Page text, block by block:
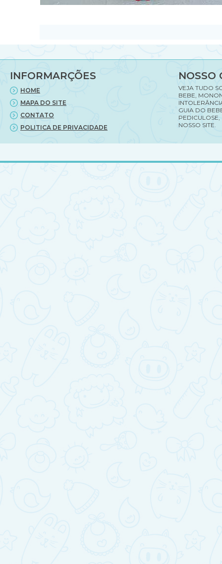
INFORMARÇÕES
HOME
MAPA DO SITE
CONTATO
POLITICA DE PRIVACIDADE
NOSSO
VEJA TUDO
BEBE,
GUIA DO
PEDICULOSE,
NOSSO SITE.